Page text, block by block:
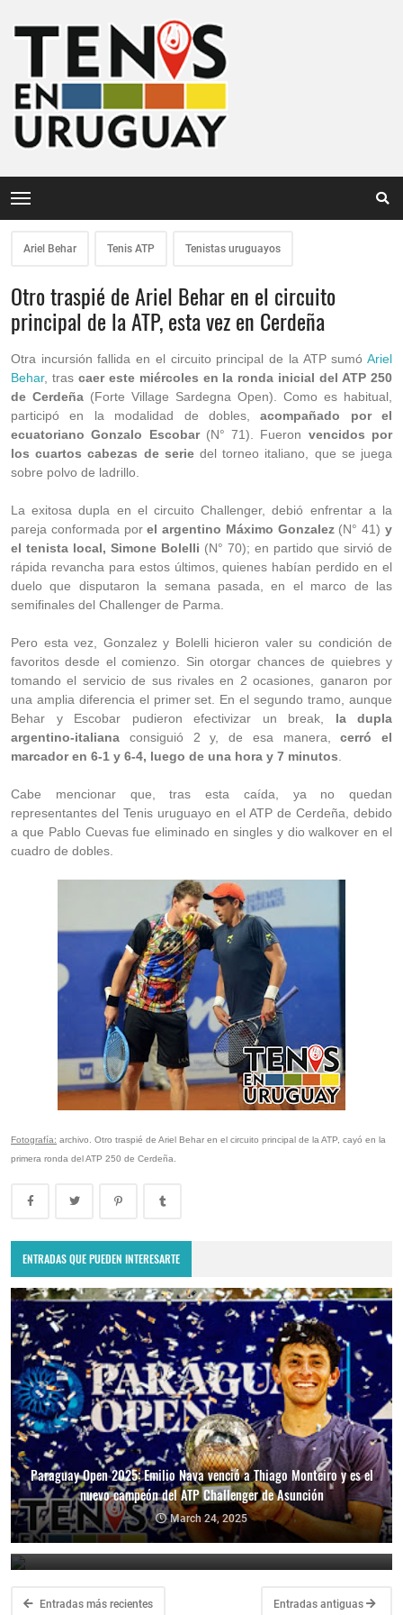
Ariel Behar Tenis ATP Tenistas uruguayos
Otro traspié de Ariel Behar en el circuito
principal de la ATP, esta vez en Cerdeña
Otra incursión fallida en el circuito principal de la ATP sumó Ariel
Behar, tras caer este miércoles en la ronda inicial del ATP 250
de Cerdeña (Forte Village Sardegna Open). Como es habitual,
participó en la modalidad de dobles,acompañado por el
ecuatoriano Gonzalo Escobar(N° 71). Fueron vencidos por
los cuartos cabezas de seriedel torneo italiano, que se juega
sobre polvo de ladrillo.
La exitosa dupla en el circuito Challenger, debió enfrentar a la
pareja conformada porel argentino Máximo Gonzalez(N° 41)y
el tenista local, Simone Bolelli (N° 70); en partido que sirvió de
rápida revancha para estos últimos, quienes habían perdido en el
duelo que disputaron la semana pasada, en el marco de las
semifinales del Challenger de Parma.
Pero esta vez, Gonzalez y Bolelli hicieron valer su condición de
favoritos desde el comienzo. Sin otorgar chances de quiebres y
tomando el servicio de sus rivales en 2 ocasiones, ganaron por
una amplia diferencia el primer set. En el segundo tramo, aunque
Behar y Escobar pudieron efectivizar un break, la dupla
argentino-italiana consiguió 2 y, de esa manera,cerró el
marcador en 6-1 y 6-4, luego de una hora y 7 minutos
Cabe mencionar que, tras esta caída, ya no quedan
representantes del Tenis uruguayo en el ATP de Cerdeña, debido
a que Pablo Cuevas fue eliminado en singles y dio walkover en el
cuadro de dobles.
Fotografía: archivo. Otro traspié de Ariel Behar en el circuito principal de la ATP, cayó en la
primera ronda del ATP 250 de Cerdeña.
ENTRADAS QUE PUEDEN INTERESARTE
Paraguay Open 2025: Emilio Nava venció a Thiago Monteiro y es el
nuevo campeón del ATP Challenger de Asunción
March 24, 2025
Paraguay Open 2025: Thiago Monteiro vs. Emilio Nava por el título
en el ATP Challenger de Asunción
March 23, 2025
Entradas más recientes Entradas antiguas